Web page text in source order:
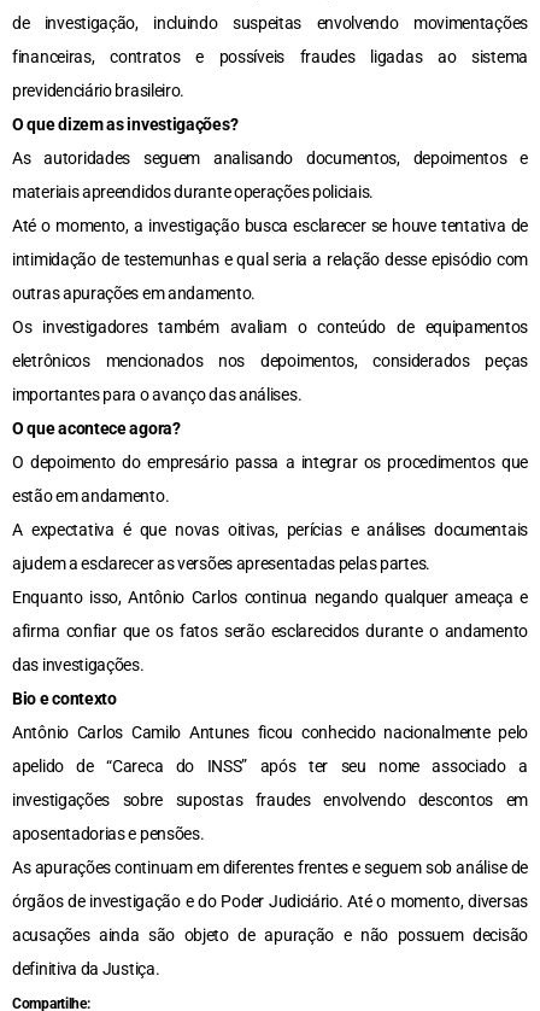
de investigação, incluindo suspeitas envolvendo movimentações
financeiras, contratos e possíveis fraudes ligadas ao sistema
previdenciário brasileiro.
O que dizem as investigações?
As autoridades seguem analisando documentos, depoimentos e
materiais apreendidos durante operações policiais.
Até o momento, a investigação busca esclarecer se houve tentativa de
intimidação de testemunhas e qual seria a relação desse episódio com
outras apurações em andamento.
Os investigadores também avaliam o conteúdo de equipamentos
eletrônicos mencionados nos depoimentos, considerados peças
importantes para o avanço das análises.
O que acontece agora?
O depoimento do empresário passa a integrar os procedimentos que
estão em andamento.
A expectativa é que novas oitivas, perícias e análises documentais
ajudem a esclarecer as versões apresentadas pelas partes.
Enquanto isso, Antônio Carlos continua negando qualquer ameaça e
afirma confiar que os fatos serão esclarecidos durante o andamento
das investigações.
Bio e contexto
Antônio Carlos Camilo Antunes ficou conhecido nacionalmente pelo
apelido de “Careca do INSS” após ter seu nome associado a
investigações sobre supostas fraudes envolvendo descontos em
aposentadorias e pensões.
As apurações continuam em diferentes frentes e seguem sob análise de
órgãos de investigação e do Poder Judiciário. Até o momento, diversas
acusações ainda são objeto de apuração e não possuem decisão
definitiva da Justiça.
Compartilhe: